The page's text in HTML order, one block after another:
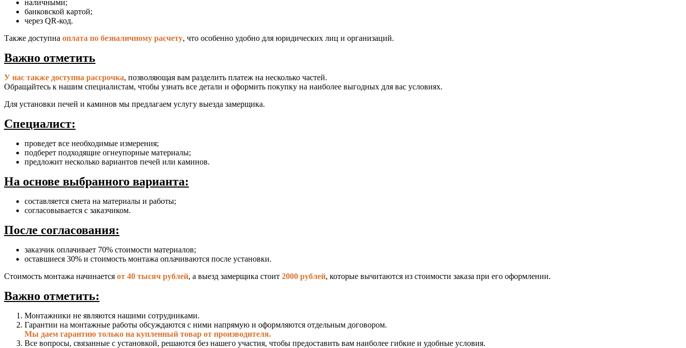
наличными;
банковской картой;
через QR-код.
Также доступна оплата по безналичному расчету, что особенно удобно для юридических лиц и организаций.
Важно отметить
У нас также доступна рассрочка, позволяющая вам разделить платеж на несколько частей.
Обращайтесь к нашим специалистам, чтобы узнать все детали и оформить покупку на наиболее выгодных для вас условиях.
Для установки печей и каминов мы предлагаем услугу выезда замерщика.
Специалист:
проведет все необходимые измерения;
подберет подходящие огнеупорные материалы;
предложит несколько вариантов печей или каминов.
На основе выбранного варианта:
составляется смета на материалы и работы;
согласовывается с заказчиком.
После согласования:
заказчик оплачивает 70% стоимости материалов;
оставшиеся 30% и стоимость монтажа оплачиваются после установки.
Стоимость монтажа начинается от 40 тысяч рублей, а выезд замерщика стоит 2000 рублей, которые вычитаются из стоимости заказа при его оформлении.
Важно отметить:
Монтажники не являются нашими сотрудниками.
Гарантии на монтажные работы обсуждаются с ними напрямую и оформляются отдельным договором.
Мы даем гарантию только на купленный товар от производителя.
Все вопросы, связанные с установкой, решаются без нашего участия, чтобы предоставить вам наиболее гибкие и удобные условия.